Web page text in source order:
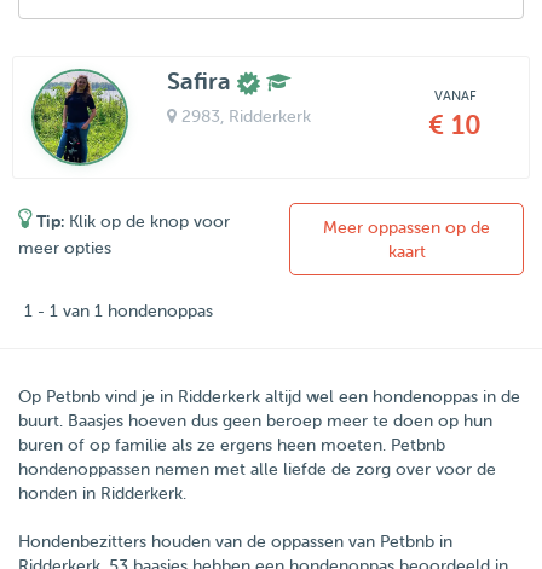
Safira
2983 , Ridderkerk
VANAF
€ 10
Tip: Klik op de knop voor
meer opties
Meer oppassen op de
kaart
1 - 1 van 1 hondenoppas
Op Petbnb vind je in Ridderkerk altijd wel een hondenoppas in de
buurt. Baasjes hoeven dus geen beroep meer te doen op hun
buren of op familie als ze ergens heen moeten. Petbnb
hondenoppassen nemen met alle liefde de zorg over voor de
honden in Ridderkerk.
Hondenbezitters houden van de oppassen van Petbnb in